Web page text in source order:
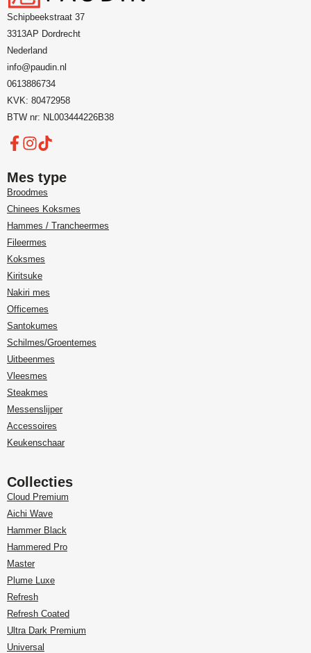
Schipbeekstraat 37
3313AP Dordrecht
Nederland
info@paudin.nl
0613886734
KVK: 80472958
BTW nr: NL003444226B38
Mes type
Broodmes
Chinees Koksmes
Hammes / Trancheermes
Fileermes
Koksmes
Kiritsuke
Nakiri mes
Officemes
Santokumes
Schilmes/Groentemes
Uitbeenmes
Vleesmes
Steakmes
Messenslijper
Accessoires
Keukenschaar
Collecties
Cloud Premium
Aichi Wave
Hammer Black
Hammered Pro
Master
Plume Luxe
Refresh
Refresh Coated
Ultra Dark Premium
Universal